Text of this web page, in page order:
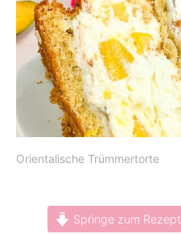
Orientalische Trümmertorte
Springe zum Rezept